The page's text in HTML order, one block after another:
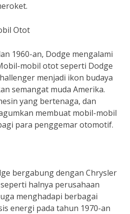
Otot
1960-an, Dodge mengalami
mobil otot seperti Dodge
menjadi ikon budaya
semangat muda Amerika.
yang bertenaga, dan
membuat mobil-mobil
para penggemar otomotif.
bergabung dengan Chrysler
halnya perusahaan
menghadapi berbagai
energi pada tahun 1970-an